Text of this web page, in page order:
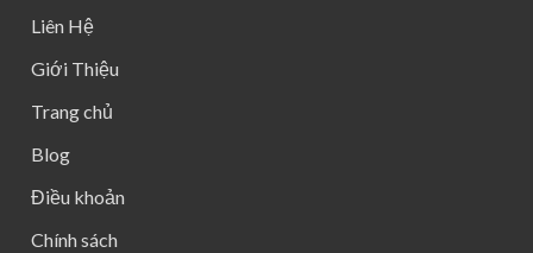
Liên Hệ
Giới Thiệu
Trang chủ
Blog
Điều khoản
Chính sách